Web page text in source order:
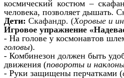
космический костюм –
человека, позволяет дышать.
Дети: Скафандр. (Хоровые и
Игровое упражнение
- На голове у космонавтов
головы).
- Комбинезон должен быть
движения (повороты и
- Руки защищены перчатками (